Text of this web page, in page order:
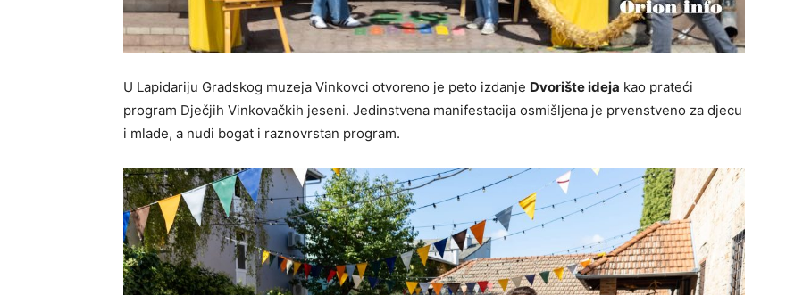
U Lapidariju Gradskog muzeja Vinkovci otvoreno je peto izdanje Dvorište ideja kao prateći
program Dječjih Vinkovačkih jeseni. Jedinstvena manifestacija osmišljena je prvenstveno za djecu
i mlade, a nudi bogat i raznovrstan program.